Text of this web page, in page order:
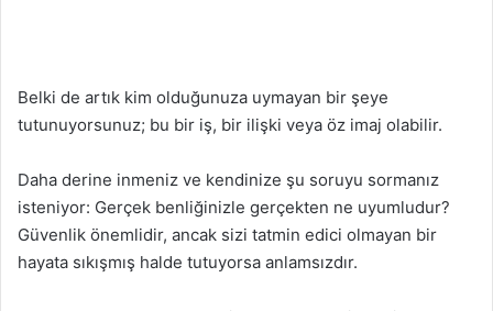
Belki de artık kim olduğunuza uymayan bir şeye
tutunuyorsunuz; bu bir iş, bir ilişki veya öz imaj olabilir.
Daha derine inmeniz ve kendinize şu soruyu sormanız
isteniyor: Gerçek benliğinizle gerçekten ne uyumludur?
Güvenlik önemlidir, ancak sizi tatmin edici olmayan bir
hayata sıkışmış halde tutuyorsa anlamsızdır.